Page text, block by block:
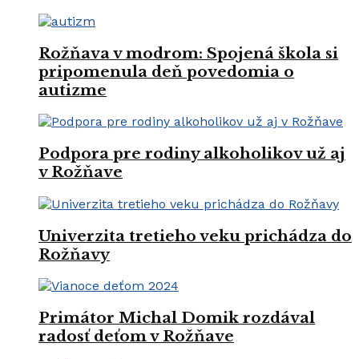
Rožňava v modrom: Spojená škola si
pripomenula deň povedomia o
autizme
Podpora pre rodiny alkoholikov už aj
v Rožňave
Univerzita tretieho veku prichádza do
Rožňavy
Primátor Michal Domik rozdával
radosť deťom v Rožňave